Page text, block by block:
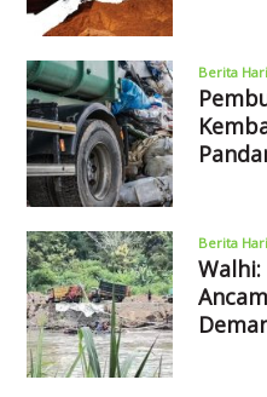
Berita
Berita